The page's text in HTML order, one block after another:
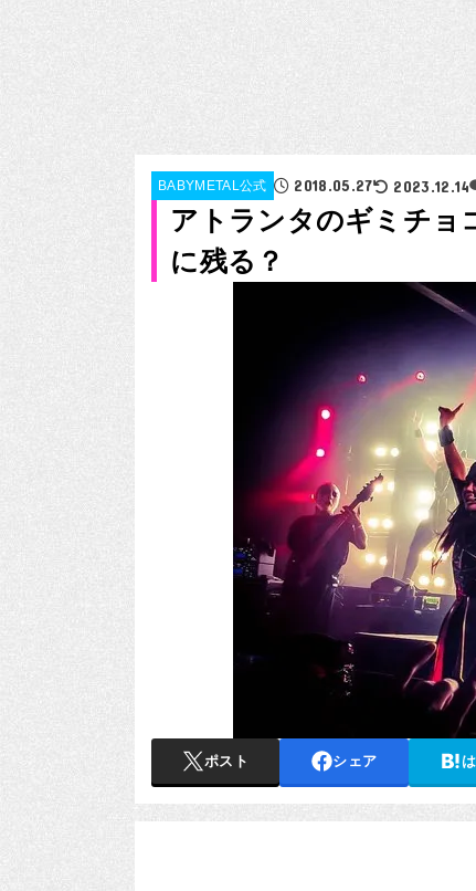
BABYMETAL公式 2018.05.27 2023.12.14
アトランタのギミチョ
に残る？
ポスト シェア